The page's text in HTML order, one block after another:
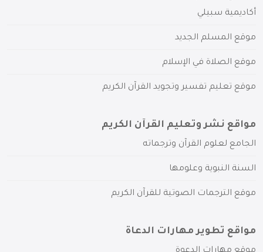
أكاديمية سبيلي
موقع المسلم الجديد
موقع الصلاة في الإسلام
موقع تعليم تفسير وتجويد القرآن الكريم
مواقع نشر وتعليم القرآن الكريم
الجامع لعلوم القرآن وترجماته
السنة النبوية وعلومها
موقع الترجمات الصوتية للقرآن الكريم
مواقع تطوير مهارات الدعاة